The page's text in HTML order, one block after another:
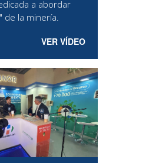
a abordar
la minería.
VER VÍDEO